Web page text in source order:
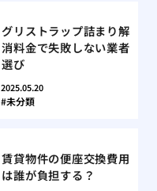
グリストラップ詰まり解
消料金で失敗しない業者
選び
2025.05.20
未分類
賃貸物件の便座交換費用
は誰が負担する？